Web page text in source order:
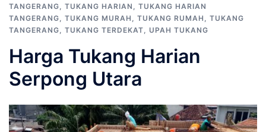
TANGERANG, TUKANG HARIAN , TUKANG HARIAN
TANGERANG, TUKANG MURAH , TUKANG RUMAH , TUKANG
TANGERANG, TUKANG TERDEKAT, UPAH TUKANG
Harga Tukang Harian
Serpong Utara